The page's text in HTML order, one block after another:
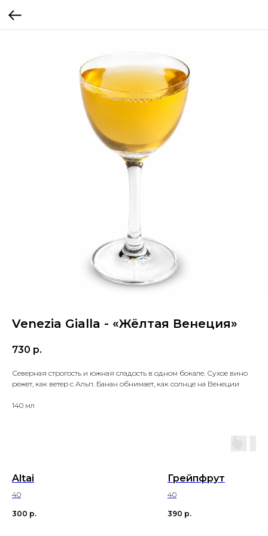
Venezia Gialla - «Жёлтая Венеция»
730 р.
Северная строгость и южная сладость в одном бокале. Сухое вино
режет, как ветер с Альп. Банан обнимает, как солнце на Венеции
140 мл
Altai
40
300 р.
Грейпфрут
40
390 р.